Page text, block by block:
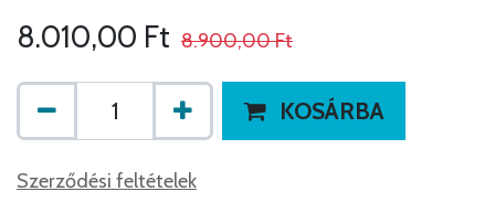
8.010,00 Ft 8.900,00Ft
KOSÁRBA
Szerződési feltételek